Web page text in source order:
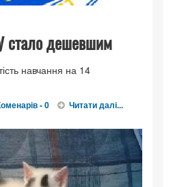
стало дешевшим
навчання на 14
- 0 Читати далі...